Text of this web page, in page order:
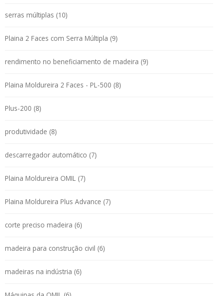
serras múltiplas (10)
Plaina 2 Faces com Serra Múltipla (9)
rendimento no beneficiamento de madeira (9)
Plaina Moldureira 2 Faces - PL-500 (8)
Plus-200 (8)
produtividade (8)
descarregador automático (7)
Plaina Moldureira OMIL (7)
Plaina Moldureira Plus Advance (7)
corte preciso madeira (6)
madeira para construção civil (6)
madeiras na indústria (6)